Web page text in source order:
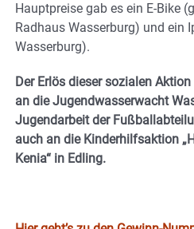
Hauptpreise gab es ein E-Bike
Radhaus Wasserburg) und ein
Wasserburg).
Der Erlös dieser sozialen
an die Jugendwasserwacht
Jugendarbeit der
auch an die Kinderhilfsaktion
Kenia“ in Edling.